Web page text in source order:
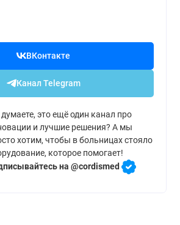
ВКонтакте
Канал Telegram
это ещё один канал про
и лучшие решения? А мы
хотим, чтобы в больницах стояло
которое помогает!
на @cordismed